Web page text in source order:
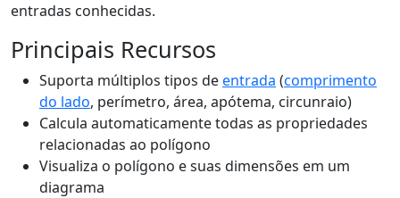
entradas conhecidas.
Principais Recursos
Suporta múltiplos tipos deentrada (comprimento
do lado, perímetro, área, apótema, circunraio)
Calcula automaticamente todas as propriedades
relacionadas ao polígono
Visualiza o polígono e suas dimensões em um
diagrama